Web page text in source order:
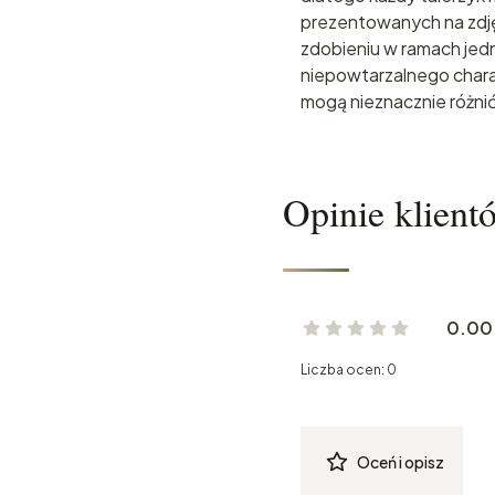
prezentowanych na
zdobieniu w ramach
niepowtarzalnego
mogą nieznacznie
Opinie
0.00
Liczba ocen: 0
Oceń i opisz